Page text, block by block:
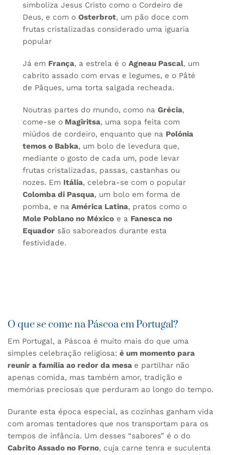
simboliza Jesus Cristo como o Cordeiro de
Deus, e com o Osterbrot, um pão doce com
frutas cristalizadas considerado uma iguaria
popular
Já em França, a estrela é o Agneau Pascal, um
cabrito assado com ervas e legumes, e o Pâté
de Pâques, uma torta salgada recheada.
Noutras partes do mundo, como na Grécia,
come-se o Magiritsa, uma sopa feita com
miúdos de cordeiro, enquanto que na Polónia
temos o Babka, um bolo de levedura que,
mediante o gosto de cada um, pode levar
frutas cristalizadas, passas, castanhas ou
nozes. Em Itália, celebra-se com o popular
Colomba di Pasqua, um bolo em forma de
pomba, e na América Latina, pratos como o
Mole Poblano no México e a Fanesca no
Equador são saboreados durante esta
festividade.
O que se come na Páscoa em Portugal?
Em Portugal, a Páscoa é muito mais do que uma
simples celebração religiosa: é um momento para
reunir a família ao redor da mesa e partilhar não
apenas comida, mas também amor, tradição e
memórias preciosas que perduram ao longo do tempo.
Durante esta época especial, as cozinhas ganham vida
com aromas tentadores que nos transportam para os
tempos de infância. Um desses “sabores” é o do
Cabrito Assado no Forno, cuja carne tenra e suculenta